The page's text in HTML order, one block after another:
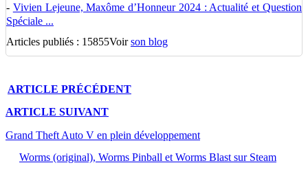
- Vivien Lejeune, Maxôme d’Honneur 2024 : Actualité et Question
Spéciale ...
Articles publiés : 15855Voirson blog
ARTICLE PRÉCÉDENT
ARTICLE SUIVANT
Grand Theft Auto V en plein développement
Worms (original), Worms Pinball et Worms Blast sur Steam